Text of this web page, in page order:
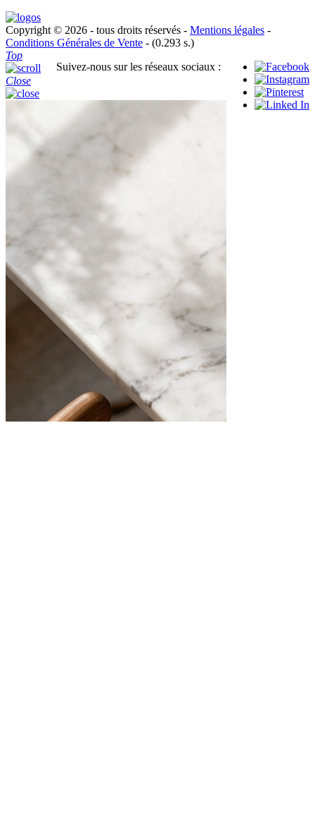
Copyright © 2026 - tous droits réservés - Mentions légales -
Conditions Générales de Vente - (0.293 s.)
Suivez-nous sur les réseaux sociaux :
Top
Close